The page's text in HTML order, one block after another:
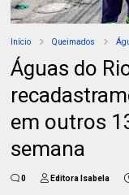
Início Queimados
Águas do
em outros
semana
0 Editora Isabela